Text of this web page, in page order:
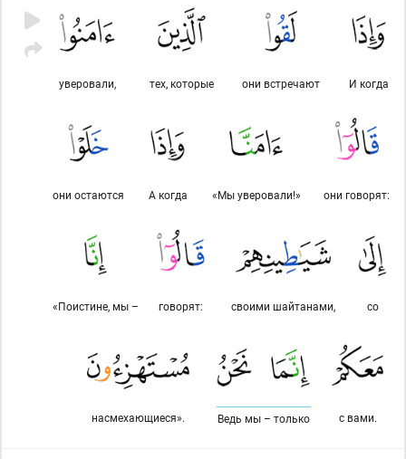
И когда
они встречают
тех, которые
уверовали,
они говорят:
«Мы уверовали!»
А когда
они остаются
со
своими шайтанами,
говорят:
«Поистине, мы –
с вами.
Ведь мы – только
насмехающиеся».